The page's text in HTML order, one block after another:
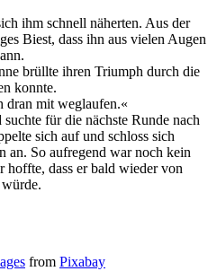
ihm schnell näherten. Aus der
Biest, dass ihn aus vielen Augen
brüllte ihren Triumph durch die
konnte.
dran mit weglaufen.«
für die nächste Runde nach
sich auf und schloss sich
an. So aufregend war noch kein
hoffte, dass er bald wieder von
from Pixabay